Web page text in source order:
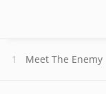
Meet The Enemy